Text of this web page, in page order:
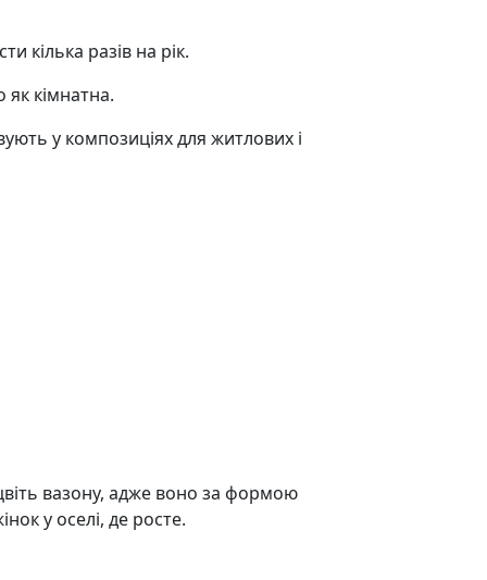
кілька разів на рік.
кімнатна.
у композиціях для житлових і
вазону, адже воно за формою
у оселі, де росте.